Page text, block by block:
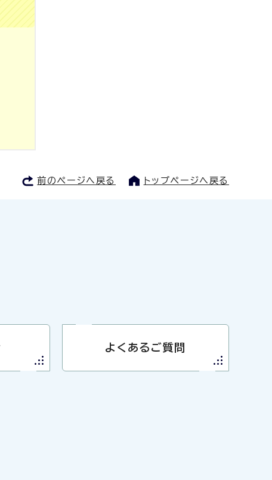
前のページへ戻る トップページへ戻る
よくあるご質問